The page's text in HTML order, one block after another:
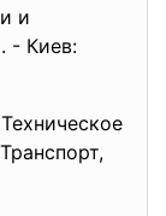
и
- Киев: